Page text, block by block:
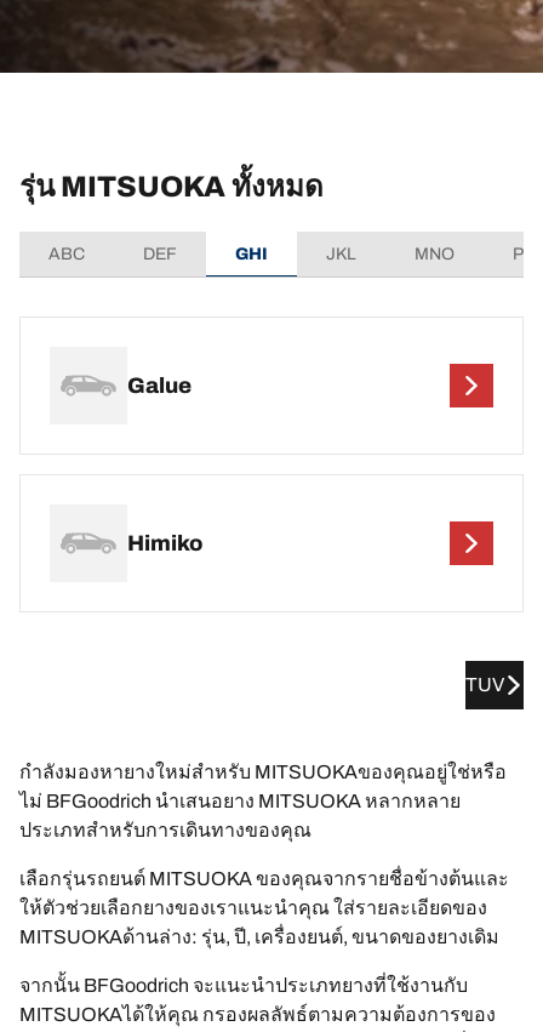
รุ่น MITSUOKA ทั้งหมด
ABC DEF GHI JKL MNO
Galue
Himiko
TUV
กำลังมองหายางใหม่สำหรับ MITSUOKAของคุณอยู่ใช่หรือ
ไม่ BFGoodrich นำเสนอยาง MITSUOKA หลากหลาย
ประเภทสำหรับการเดินทางของคุณ
เลือกรุ่นรถยนต์ MITSUOKA ของคุณจากรายชื่อข้างต้นและ
ให้ตัวช่วยเลือกยางของเราแนะนำคุณ ใส่รายละเอียดของ
MITSUOKAด้านล่าง: รุ่น, ปี, เครื่องยนต์, ขนาดของยางเดิม
จากนั้น BFGoodrich จะแนะนำประเภทยางที่ใช้งานกับ
MITSUOKAได้ให้คุณ กรองผลลัพธ์ตามความต้องการของ